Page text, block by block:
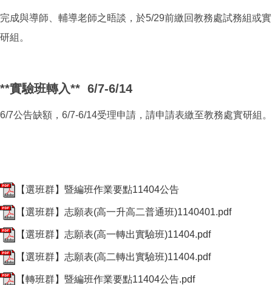
完成與導師、輔導老師之晤談，於5/29前繳回教務處試務組或實
研組。
**實驗班轉入** 6/7-6/14
6/7公告缺額，6/7-6/14受理申請，請申請表繳至教務處實研組。
【選班群】暨編班作業要點11404公告
【選班群】志願表(高一升高二普通班)1140401.pdf
【選班群】志願表(高一轉出實驗班)11404.pdf
【選班群】志願表(高二轉出實驗班)11404.pdf
【轉班群】暨編班作業要點11404公告.pdf